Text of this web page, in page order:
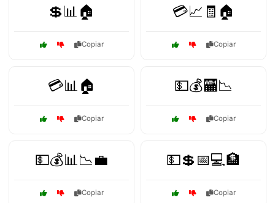
💲📊🏠
Copiar
💳📈🧾🏠
Copiar
💳📊🏠
Copiar
💵💰🏧📉
Copiar
💵💰📊📉💼
Copiar
💵💲📅💻🏦
Copiar